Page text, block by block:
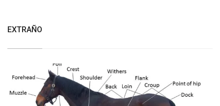
EXTRAÑO